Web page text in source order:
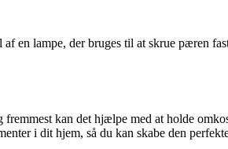
en lampe, der bruges til at skrue pæren
kan det hjælpe med at holde
i dit hjem, så du kan skabe den